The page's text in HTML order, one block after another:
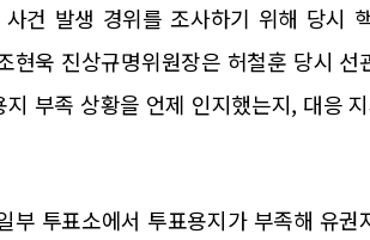
건 발생 경위를 조사하기 위해 당시
현욱 진상규명위원장은 허철훈 당시
부족 상황을 언제 인지했는지, 대응
부 투표소에서 투표용지가 부족해 유